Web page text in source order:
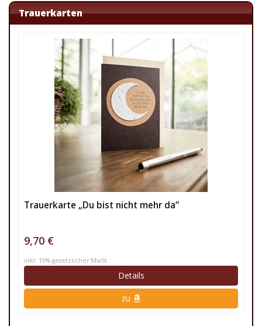
Trauerkarten
Trauerkarte „Du bist nicht mehr da“
9,70 €
inkl. 19% gesetzlicher MwSt.
Details
zu